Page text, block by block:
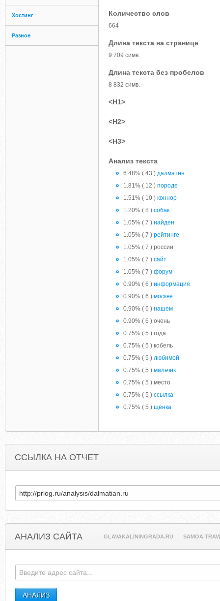
Хостинг
Разное
Количество слов
664
Длина текста на странице
9 709 симв.
Длина текста без пробелов
8 832 симв.
<H1>
<H2>
<H3>
Анализ текста
6.48% ( 43 ) далматин
1.81% ( 12 ) породе
1.51% ( 10 ) коннор
1.20% ( 8 ) собак
1.05% ( 7 ) найден
1.05% ( 7 ) рейтинге
1.05% ( 7 ) россии
1.05% ( 7 ) сайт
1.05% ( 7 ) форум
0.90% ( 6 ) информация
0.90% ( 6 ) москве
0.90% ( 6 ) нашем
0.90% ( 6 ) очень
0.75% ( 5 ) года
0.75% ( 5 ) кобель
0.75% ( 5 ) любимой
0.75% ( 5 ) мальчик
0.75% ( 5 ) место
0.75% ( 5 ) ссылка
0.75% ( 5 ) щенка
ССЫЛКА НА ОТЧЕТ
АНАЛИЗ САЙТА GLAVAKALININGRADA.RU